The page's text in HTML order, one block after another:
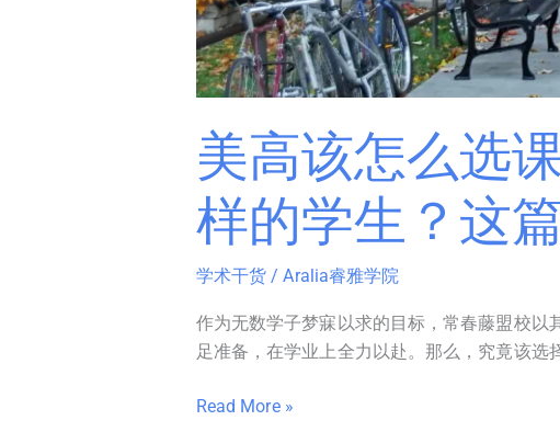
美高该怎么选
样的学生？这
学术干货 /Aralia睿雅学院
作为无数学子梦寐以求的目标，常春藤盟校
足准备，在学业上全力以赴。那么，究竟该
生？
这
篇
文
章
告
诉
你
答
案！
Read More »